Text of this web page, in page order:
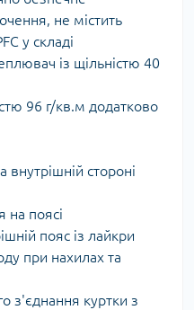
не містить
у складі
із щільністю 40
96 г/кв.м додатково
внутрішній стороні
на поясі
пояс із лайкри
при нахилах та
з'єднання куртки з